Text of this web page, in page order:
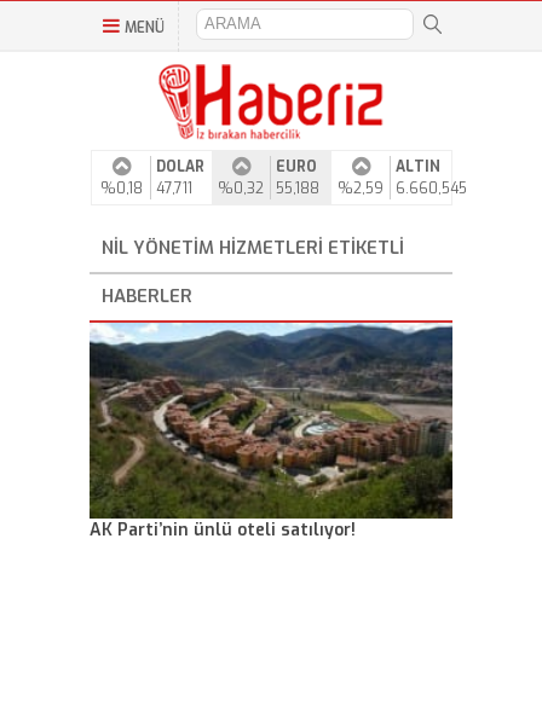
MENÜ
%0,18
DOLAR
47,711
%0,32
EURO
55,188
%2,59
ALTIN
6.660,545
NIL YÖNETIM HIZMETLERI ETIKETLI
HABERLER
AK Parti’nin ünlü oteli satılıyor!